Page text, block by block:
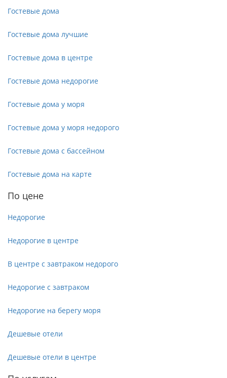
Гостевые дома
Гостевые дома лучшие
Гостевые дома в центре
Гостевые дома недорогие
Гостевые дома у моря
Гостевые дома у моря недорого
Гостевые дома с бассейном
Гостевые дома на карте
По цене
Недорогие
Недорогие в центре
В центре с завтраком недорого
Недорогие с завтраком
Недорогие на берегу моря
Дешевые отели
Дешевые отели в центре